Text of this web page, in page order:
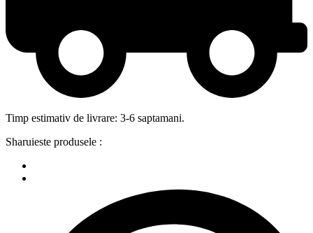
Timp estimativ de livrare: 3-6 saptamani.
Sharuieste produsele :